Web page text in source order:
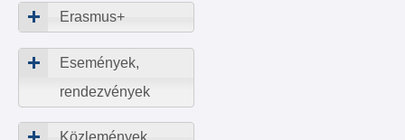
Erasmus+
Események,
rendezvények
Közlemények